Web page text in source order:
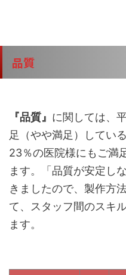
品質
『品質』 に関しては、
足（やや満足）してい
23％の医院様にもご満
ます。「品質が安定し
きましたので、製作方
て、スタッフ間のスキ
ます。